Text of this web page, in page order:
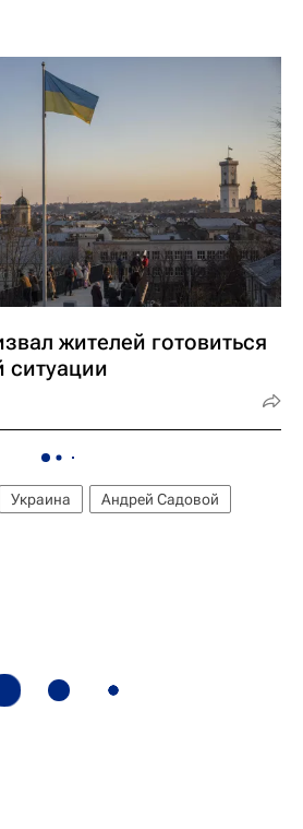
жителей готовиться
ситуации
Украина Андрей Садовой